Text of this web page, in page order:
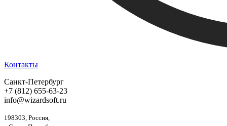
Контакты
Санкт-Петербург
+7 (812) 655-63-23
info@wizardsoft.ru
198303, Россия,